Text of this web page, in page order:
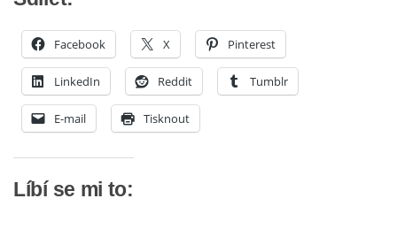
Facebook X Pinterest
LinkedIn Reddit Tumblr
E-mail Tisknout
Líbí se mi to: